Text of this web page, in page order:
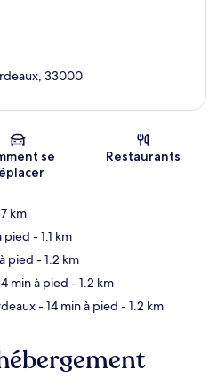
Carte
33000
se
Restaurants
km
pied - 1.1 km
pied - 1.2 km
min à pied - 1.2 km
- 14 min à pied - 1.2 km